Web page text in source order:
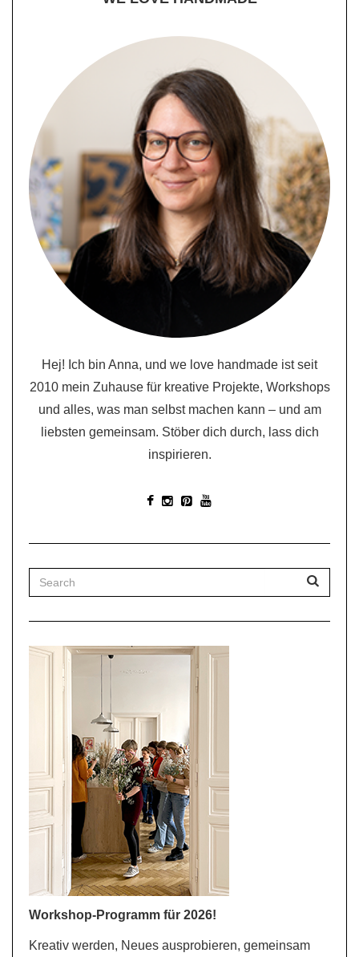
Hej! Ich bin Anna, und we love handmade ist seit
2010 mein Zuhause für kreative Projekte, Workshops
und alles, was man selbst machen kann – und am
liebsten gemeinsam. Stöber dich durch, lass dich
inspirieren.
Workshop-Programm für 2026!
Kreativ werden, Neues ausprobieren, gemeinsam